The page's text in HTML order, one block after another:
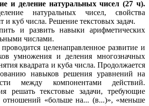
и деление натуральных чисел (27 ч).
натуральных чисел, свойства
и куб числа. Решение текстовых задач.
и развить навыки арифметических
числами.
целенаправленное развитие и
умножения и деления многозначных
квадрата и куба числа. Продолжается
навыков решения уравнений на
между компонентами действий.
решать текстовые задачи, требующие
«больше на... (в...)», «меньше